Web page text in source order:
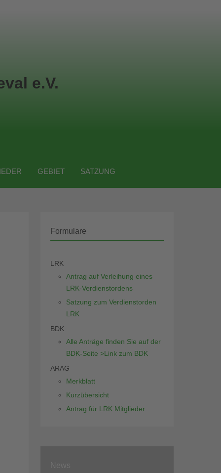
e.V.
GEBIET SATZUNG
Formulare
LRK
Antrag auf Verleihung eines
LRK-Verdienstordens
Satzung zum Verdienstorden
LRK
BDK
Alle Anträge finden Sie auf der
BDK-Seite >Link zum BDK
ARAG
Merkblatt
Kurzübersicht
Antrag für LRK Mitglieder